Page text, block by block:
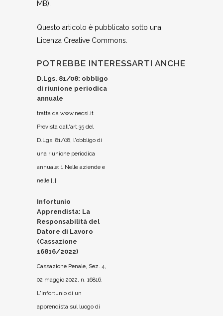
MB).
Questo articolo è pubblicato sotto una
Licenza Creative Commons.
POTREBBE INTERESSARTI ANCHE
D.Lgs. 81/08: obbligo
di riunione periodica
annuale
tratta da www.necsi.it
Prevista dall'art.35 del
D.Lgs. 81/08, l'obbligo di
una riunione periodica
annuale: 1.Nelle aziende e
nelle […]
Infortunio
Apprendista: La
Responsabilità del
Datore di Lavoro
(Cassazione
16816/2022)
Cassazione Penale, Sez. 4,
02 maggio 2022, n. 16816.
L'infortunio di un
apprendista sul luogo di